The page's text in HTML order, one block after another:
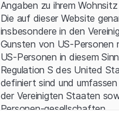
Angaben zu ihrem
Die auf dieser Website
insbesondere in den
Gunsten von US-
US-Personen in diesem
Regulation S des United
definiert sind und
der Vereinigten Staaten
Personen-gesellschaften.